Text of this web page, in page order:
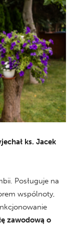
ks. Jacek
Posługuje na
wspólnoty,
zawodową o